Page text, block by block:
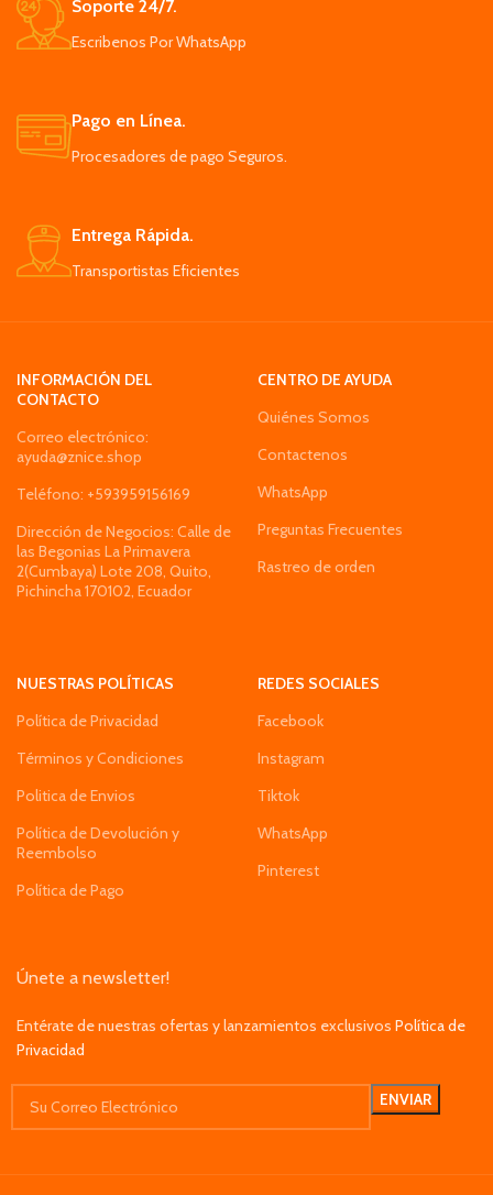
Soporte 24/7.
Escribenos Por WhatsApp
Pago en Línea.
Procesadores de pago Seguros.
Entrega Rápida.
Transportistas Eficientes
INFORMACIÓN DEL
CONTACTO
Correo electrónico:
ayuda@znice.shop
Teléfono: +593959156169
Dirección de Negocios: Calle de
las Begonias La Primavera
2(Cumbaya) Lote 208, Quito,
Pichincha 170102, Ecuador
CENTRO DE AYUDA
Quiénes Somos
Contactenos
WhatsApp
Preguntas Frecuentes
Rastreo de orden
NUESTRAS POLÍTICAS
Política de Privacidad
Términos y Condiciones
Politica de Envios
Política de Devolución y
Reembolso
Política de Pago
REDES SOCIALES
Facebook
Instagram
Tiktok
WhatsApp
Pinterest
Únete a newsletter!
Entérate de nuestras ofertas y lanzamientos exclusivos Política de
Privacidad